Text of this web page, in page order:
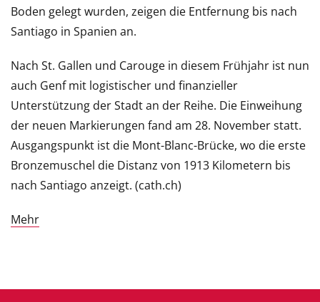
Boden gelegt wurden, zeigen die Entfernung bis nach
Santiago in Spanien an.
Nach St. Gallen und Carouge in diesem Frühjahr ist nun
auch Genf mit logistischer und finanzieller
Unterstützung der Stadt an der Reihe. Die Einweihung
der neuen Markierungen fand am 28. November statt.
Ausgangspunkt ist die Mont-Blanc-Brücke, wo die erste
Bronzemuschel die Distanz von 1913 Kilometern bis
nach Santiago anzeigt. (cath.ch)
Mehr